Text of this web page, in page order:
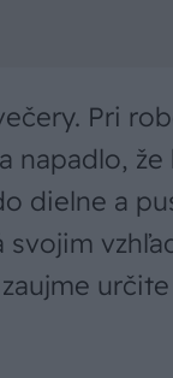
Pri
napadlo, že
dielne a
svojim